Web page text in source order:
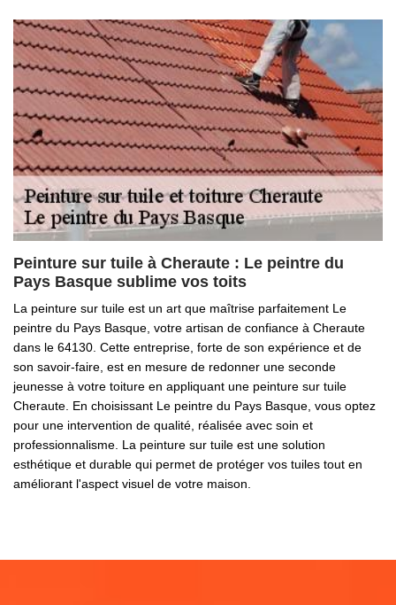
Peinture sur tuile à Cheraute : Le peintre du
Pays Basque sublime vos toits
La peinture sur tuile est un art que maîtrise parfaitement Le
peintre du Pays Basque, votre artisan de confiance à Cheraute
dans le 64130. Cette entreprise, forte de son expérience et de
son savoir-faire, est en mesure de redonner une seconde
jeunesse à votre toiture en appliquant une peinture sur tuile
Cheraute. En choisissant Le peintre du Pays Basque, vous optez
pour une intervention de qualité, réalisée avec soin et
professionnalisme. La peinture sur tuile est une solution
esthétique et durable qui permet de protéger vos tuiles tout en
améliorant l'aspect visuel de votre maison.